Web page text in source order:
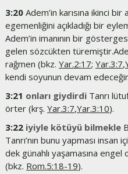
3:20 Adem’in karısına ikinci
egemenliğini açıkladığı bir
Adem’in imanının bir
gelen sözcükten
rağmen (bkz. Yar.2:17; Yar.3:7,
kendi soyunun devam
3:21 onları giydirdi Tanrı
örter (krş. Yar.3:7,Yar.3:10).
3:22 iyiyle kötüyü bilmekle
Tanrı’nın bunu yapması insan
dek günahlı yaşamasına
(bkz. Rom.5:18-19).